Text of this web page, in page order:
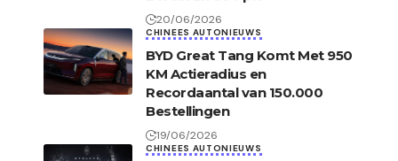
20/06/2026
CHINEES AUTONIEUWS
BYD Great Tang Komt Met 950
KM Actieradius en
Recordaantal van 150.000
Bestellingen
19/06/2026
CHINEES AUTONIEUWS